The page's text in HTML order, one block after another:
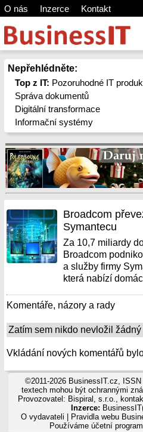
O nás Inzerce Kontakt
Nepřehlédněte:
Top z IT: Pozoruhodné IT
Správa dokumentů
Digitální transformace
Informační systémy
Broadcom
Symantecu
Za 10,7 miliardy
Broadcom
a služby firmy
která nabízí
Komentáře, názory a rady
Zatím sem nikdo nevložil
Vkládání nových komentářů
©2011-2026 BusinessIT.cz,
textech mohou být ochrannými
Provozovatel: Bispiral, s.r.o.,
Inzerce:
O vydavateli
Pravidla webu
Používámeúčetní